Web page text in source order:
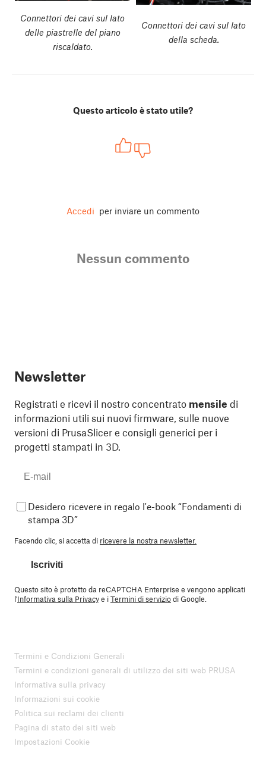
Connettori dei cavi sul lato
delle piastrelle del piano
riscaldato.
Connettori dei cavi sul lato
della scheda.
Questo articolo è stato utile?
Accedi per inviare un commento
Nessun commento
Newsletter
Registrati e ricevi il nostro concentrato mensile di
informazioni utili sui nuovi firmware, sulle nuove
versioni di PrusaSlicer e consigli generici per i
progetti stampati in 3D.
Desidero ricevere in regalo l'e-book “Fondamenti di
stampa 3D”
Facendo clic, si accetta di ricevere la nostra newsletter.
Iscriviti
Questo sito è protetto da reCAPTCHA Enterprise e vengono applicati
l'Informativa sulla Privacye iTermini di serviziodi Google.
Termini e Condizioni Generali
Termini e condizioni generali di utilizzo dei siti web PRUSA
Informativa sulla privacy
Informazioni sui cookie
Politica sui reclami dei clienti
Pagina di stato dei siti web
Impostazioni Cookie